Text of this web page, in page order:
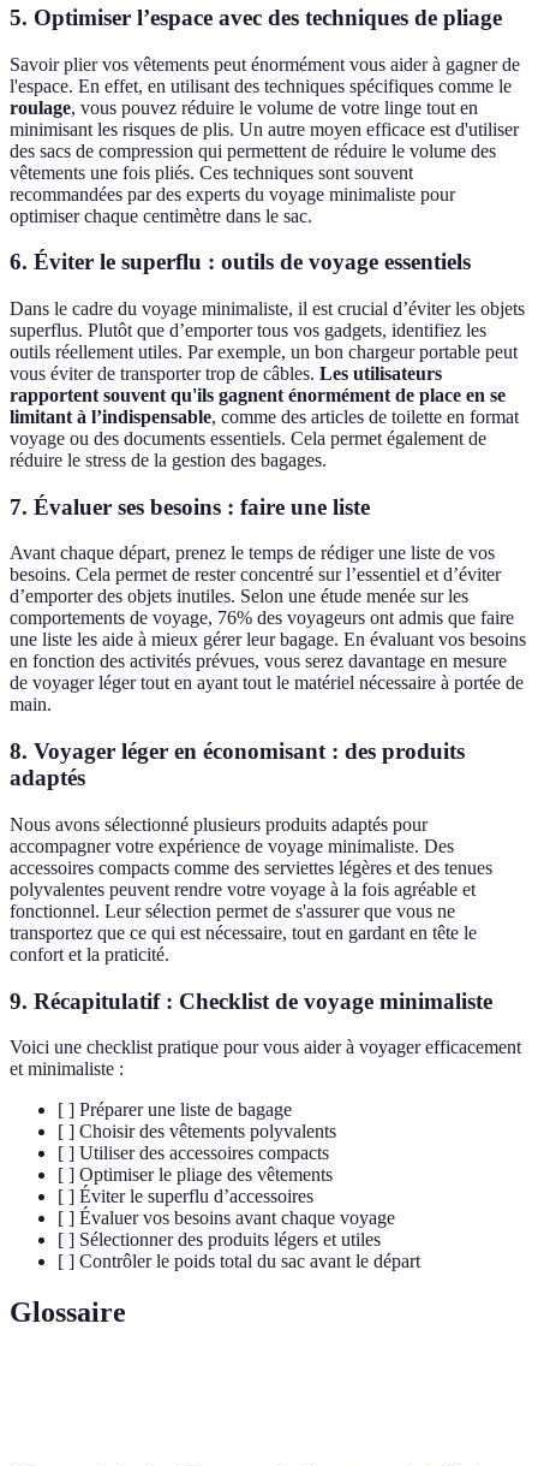
5. Optimiser l’espace avec des techniques de pliage
Savoir plier vos vêtements peut énormément vous aider à gagner de
l'espace. En effet, en utilisant des techniques spécifiques comme le
roulage, vous pouvez réduire le volume de votre linge tout en
minimisant les risques de plis. Un autre moyen efficace est d'utiliser
des sacs de compression qui permettent de réduire le volume des
vêtements une fois pliés. Ces techniques sont souvent
recommandées par des experts du voyage minimaliste pour
optimiser chaque centimètre dans le sac.
6. Éviter le superflu : outils de voyage essentiels
Dans le cadre du voyage minimaliste, il est crucial d’éviter les objets
superflus. Plutôt que d’emporter tous vos gadgets, identifiez les
outils réellement utiles. Par exemple, un bon chargeur portable peut
vous éviter de transporter trop de câbles. Les utilisateurs
rapportent souvent qu'ils gagnent énormément de place en se
limitant à l’indispensable, comme des articles de toilette en format
voyage ou des documents essentiels. Cela permet également de
réduire le stress de la gestion des bagages.
7. Évaluer ses besoins : faire une liste
Avant chaque départ, prenez le temps de rédiger une liste de vos
besoins. Cela permet de rester concentré sur l’essentiel et d’éviter
d’emporter des objets inutiles. Selon une étude menée sur les
comportements de voyage, 76% des voyageurs ont admis que faire
une liste les aide à mieux gérer leur bagage. En évaluant vos besoins
en fonction des activités prévues, vous serez davantage en mesure
de voyager léger tout en ayant tout le matériel nécessaire à portée de
main.
8. Voyager léger en économisant : des produits
adaptés
Nous avons sélectionné plusieurs produits adaptés pour
accompagner votre expérience de voyage minimaliste. Des
accessoires compacts comme des serviettes légères et des tenues
polyvalentes peuvent rendre votre voyage à la fois agréable et
fonctionnel. Leur sélection permet de s'assurer que vous ne
transportez que ce qui est nécessaire, tout en gardant en tête le
confort et la praticité.
9. Récapitulatif : Checklist de voyage minimaliste
Voici une checklist pratique pour vous aider à voyager efficacement
et minimaliste :
[ ] Préparer une liste de bagage
[ ] Choisir des vêtements polyvalents
[ ] Utiliser des accessoires compacts
[ ] Optimiser le pliage des vêtements
[ ] Éviter le superflu d’accessoires
[ ] Évaluer vos besoins avant chaque voyage
[ ] Sélectionner des produits légers et utiles
[ ] Contrôler le poids total du sac avant le départ
Glossaire